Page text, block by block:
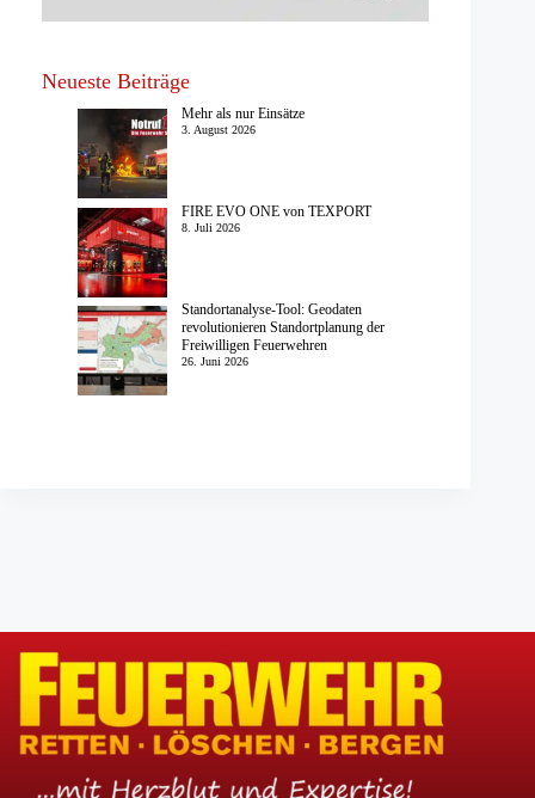
Neueste Beiträge
Mehr als nur Einsätze
3. August 2026
FIRE EVO ONE von TEXPORT
8. Juli 2026
Standortanalyse-Tool: Geodaten
revolutionieren Standortplanung der
Freiwilligen Feuerwehren
26. Juni 2026